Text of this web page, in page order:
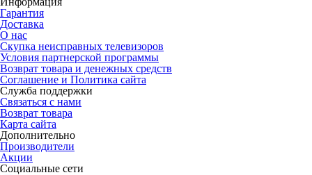
Гарантия
Доставка
О нас
Скупка неисправных телевизоров
Условия партнерской программы
Возврат товара и денежных средств
Соглашение и Политика сайта
Служба поддержки
Связаться с нами
Возврат товара
Карта сайта
Дополнительно
Производители
Акции
Социальные сети